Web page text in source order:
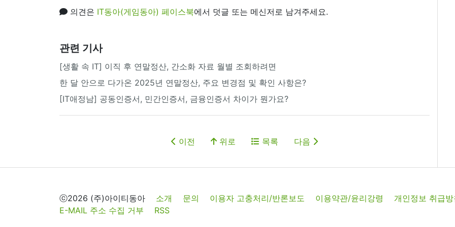
의견은 IT동아(게임동아) 페이스북에서 덧글 또는 메신저로 남겨주세요.
관련 기사
[생활 속 IT] 이직 후 연말정산, 간소화 자료 월별 조회하려면
한 달 안으로 다가온 2025년 연말정산, 주요 변경점 및 확인 사항은?
[IT애정남] 공동인증서, 민간인증서, 금융인증서 차이가 뭔가요?
이전 위로 목록 다음
ⓒ2026 (주)아이티동아 소개 문의 이용자 고충처리/반론보도 이용약관/윤리강령 개인정보 취급방
E-MAIL 주소 수집 거부
RSS